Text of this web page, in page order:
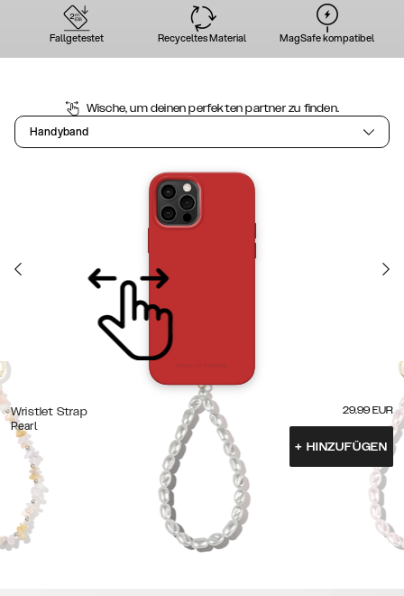
Fallgetestet Recyceltes Material MagSafe kompatibel
Wische, um deinen perfekten partner zu finden.
Handyband
Wristlet Strap
Pearl
29.99 EUR
+ HINZUFÜGEN